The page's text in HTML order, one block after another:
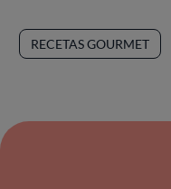
RECETAS GOURMET